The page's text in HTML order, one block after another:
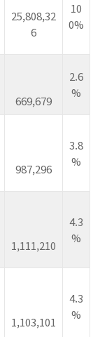
25,808,32
6
10
0%
669,679
2.6
%
987,296
3.8
%
1,111,210
4.3
%
1,103,101
4.3
%